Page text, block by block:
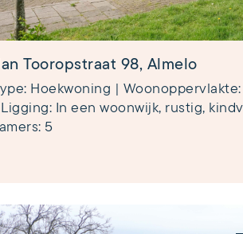
Tooropstraat 98, Almelo
Hoekwoning | Woonoppervlakte:
In een woonwijk, rustig,
5